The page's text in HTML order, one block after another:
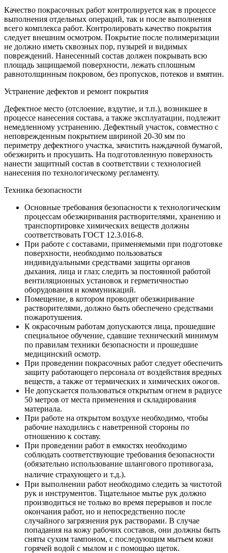
Качество покрасочных работ контролируется как в процессе
выполнения отдельных операций, так и после выполнения
всего комплекса работ. Контролировать качество покрытия
следует внешним осмотром. Покрытие после полимеризации
не должно иметь сквозных пор, пузырей и видимых
повреждений. Нанесенный состав должен покрывать всю
площадь защищаемой поверхности, лежать сплошным
равнотолщинным покровом, без пропусков, потеков и вмятин.
Устранение дефектов и ремонт покрытия
Дефектное место (отслоение, вздутие, и т.п.), возникшее в
процессе нанесения состава, а также эксплуатации, подлежит
немедленному устранению. Дефектный участок, совместно с
неповрежденным покрытием шириной 20-30 мм по
периметру дефектного участка, зачистить наждачной бумагой,
обезжирить и просушить. На подготовленную поверхность
нанести защитный состав в соответствии с технологией
нанесения по технологическому регламенту.
Техника безопасности
Основные требования безопасности к технологическим
процессам обезжиривания растворителями, хранению и
транспортировке химических веществ должны
соответствовать ГОСТ 12.3.016-8.
При работе с составами, применяемыми при подготовке
поверхности, необходимо пользоваться
индивидуальными средствами защиты органов
дыхания, лица и глаз; следить за постоянной работой
вентиляционных установок и герметичностью
оборудования и коммуникаций.
Помещение, в котором проводят обезжиривание
растворителями, должно быть обеспечено средствами
пожаротушения.
К окрасочным работам допускаются лица, прошедшие
специальное обучение, сдавшие технический минимум
по правилам техники безопасности и прошедшие
медицинский осмотр.
При проведении покрасочных работ следует обеспечить
защиту работающего персонала от воздействия вредных
веществ, а также от термических и химических ожогов.
Не допускается пользоваться открытым огнем в радиусе
50 метров от места применения и складирования
материала.
При работе на открытом воздухе необходимо, чтобы
рабочие находились с наветренной стороны по
отношению к составу.
При проведении работ в емкостях необходимо
соблюдать соответствующие требования безопасности
(обязательно использование шлангового противогаза,
наличие страхующего и т.д.).
При выполнении работ необходимо следить за чистотой
рук и инструментов. Тщательное мытье рук должно
производиться не только во время перерывов и после
окончания работ, но и непосредственно после
случайного загрязнения рук растворами. В случае
попадания на кожу рабочих составов, они должны быть
сняты сухим тампоном, с последующим мытьем кожи
горячей водой с мылом и с помощью щеток.